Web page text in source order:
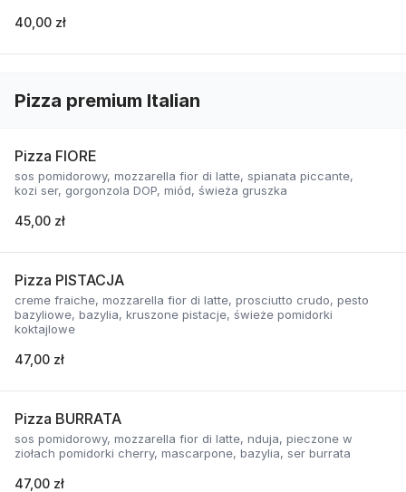
40,00 zł
Pizza premium Italian
Pizza FIORE
sos pomidorowy, mozzarella fior di latte, spianata piccante,
kozi ser, gorgonzola DOP, miód, świeża gruszka
45,00 zł
Pizza PISTACJA
creme fraiche, mozzarella fior di latte, prosciutto crudo, pesto
bazyliowe, bazylia, kruszone pistacje, świeże pomidorki
koktajlowe
47,00 zł
Pizza BURRATA
sos pomidorowy, mozzarella fior di latte, nduja, pieczone w
ziołach pomidorki cherry, mascarpone, bazylia, ser burrata
47,00 zł